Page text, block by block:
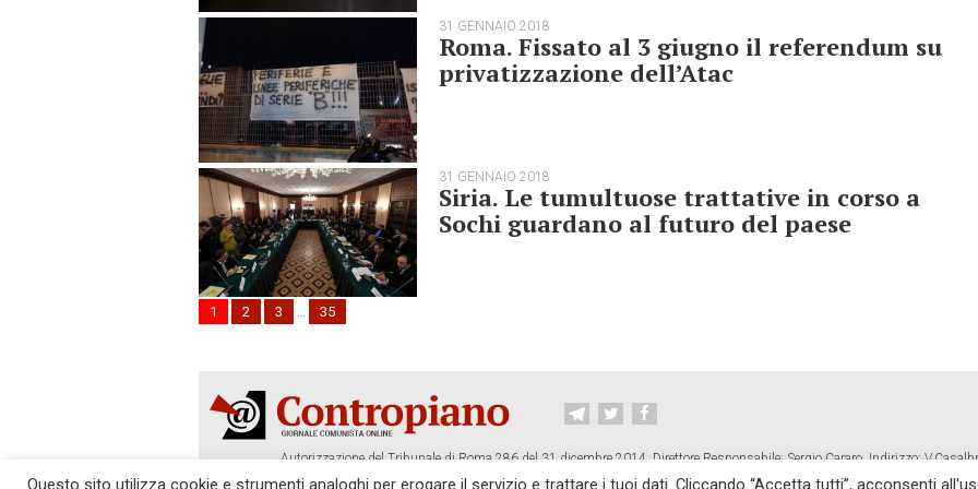
31 GENNAIO 2018
Roma. Fissato al 3 giugno il referendum su
privatizzazione dell’Atac
31 GENNAIO 2018
Siria. Le tumultuose trattative in corso a
Sochi guardano al futuro del paese
1 2 3 35
Autorizzazione del Tribunale di Roma 286 del 31 dicembre 2014. Direttore Responsabile: Sergio Cararo. Indirizzo:
Tel. 06.640.122.19 -
redazione@contropiano.org
Questo sito utilizza cookie e strumenti analoghi per erogare il servizio e trattare i tuoi dati. Cliccando “Accetta tutti”, acconsenti